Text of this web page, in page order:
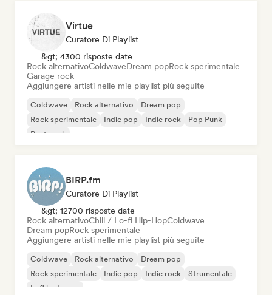
Virtue
Curatore Di Playlist
&gt; 4300 risposte date
Rock alternativoColdwaveDream popRock sperimentale
Garage rock
Aggiungere artisti nelle mie playlist più seguite
Coldwave Rock alternativo
Dream pop
Rock sperimentale
Indie pop Indie rock
Pop Punk
Post punk
BIRP.fm
Curatore Di Playlist
&gt; 12700 risposte date
Rock alternativoChill / Lo-fi Hip-HopColdwave
Dream popRock sperimentale
Aggiungere artisti nelle mie playlist più seguite
Coldwave Rock alternativo
Dream pop
Rock sperimentale
Indie pop Indie rock
Strumentale
Lofi bedroom